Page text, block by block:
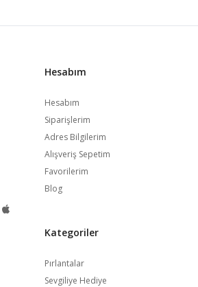
Hesabım
Hesabım
Siparişlerim
Adres Bilgilerim
Alışveriş Sepetim
Favorilerim
Blog
Kategoriler
Pırlantalar
Sevgiliye Hediye